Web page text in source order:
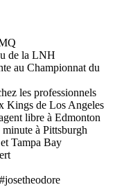
de la LNH
au Championnat du
les professionnels
Kings de Los Angeles
libre à Edmonton
à Pittsburgh
Tampa Bay